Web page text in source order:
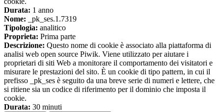
Durata: 1 anno
Nome: _pk_ses.1.7319
Tipologia: analitico
Proprieta: Prima parte
Descrizione: Questo nome di cookie è associato alla piattaforma di
analisi web open source Piwik. Viene utilizzato per aiutare i
proprietari di siti Web a monitorare il comportamento dei visitatori e
misurare le prestazioni del sito. È un cookie di tipo pattern, in cui il
prefisso _pk_ses è seguito da una breve serie di numeri e lettere, che
si ritiene sia un codice di riferimento per il dominio che imposta il
cookie.
Durata: 30 minuti